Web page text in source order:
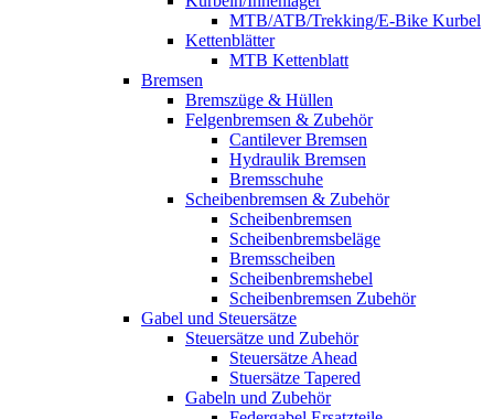
MTB/ATB/Trekking/E-Bike Kurbel
Kettenblätter
MTB Kettenblatt
Bremsen
Bremszüge & Hüllen
Felgenbremsen & Zubehör
Cantilever Bremsen
Hydraulik Bremsen
Bremsschuhe
Scheibenbremsen & Zubehör
Scheibenbremsen
Scheibenbremsbeläge
Bremsscheiben
Scheibenbremshebel
Scheibenbremsen Zubehör
Gabel und Steuersätze
Steuersätze und Zubehör
Steuersätze Ahead
Stuersätze Tapered
Gabeln und Zubehör